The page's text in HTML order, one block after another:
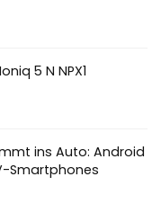
5 N NPX1
ins Auto: Android
Smartphones